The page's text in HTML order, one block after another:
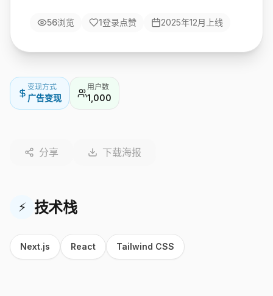
56浏览 1登录点赞 2025年12月 上线
变现方式
广告变现
用户数
1,000
分享 下载海报
⚡ 技术栈
Next.js React Tailwind CSS